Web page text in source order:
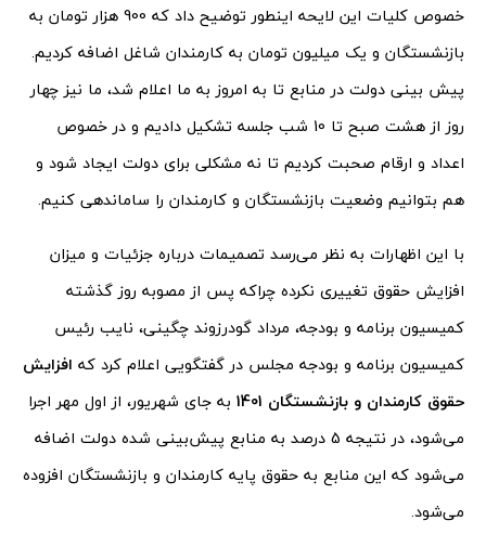
خصوص کلیات این لایحه اینطور توضیح داد که 900 هزار تومان به
بازنشستگان و یک میلیون تومان به کارمندان شاغل اضافه کردیم.
پیش بینی دولت در منابع تا به امروز به ما اعلام شد، ما نیز چهار
روز از هشت صبح تا 10 شب جلسه تشکیل دادیم و در خصوص
اعداد و ارقام صحبت کردیم تا نه مشکلی برای دولت ایجاد شود و
هم بتوانیم وضعیت بازنشستگان و کارمندان را ساماندهی کنیم.
با این اظهارات به نظر می‌رسد تصمیمات درباره جزئیات و میزان
افزایش حقوق تغییری نکرده چراکه پس از مصوبه روز گذشته
کمیسیون برنامه و بودجه، مرداد گودرزوند چگینی، نایب رئیس
کمیسیون برنامه و بودجه مجلس در گفتگویی اعلام کرد که افزایش
حقوق کارمندان و بازنشستگان 1401
به جای شهریور، از اول مهر اجرا
می‌شود، در نتیجه 5 درصد به منابع پیش‌بینی شده دولت اضافه
می‌شود که این منابع به حقوق پایه کارمندان و بازنشستگان افزوده
می‌شود.